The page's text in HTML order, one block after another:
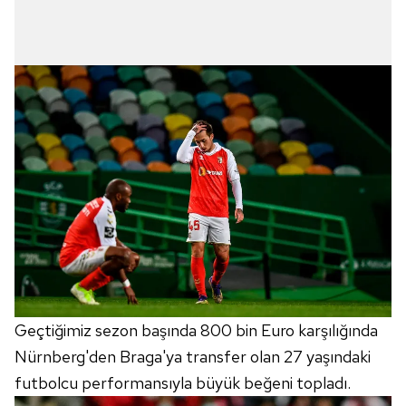
almak için lütfentıklayınız.
Geçtiğimiz sezon başında 800 bin Euro karşılığında
Nürnberg'den Braga'ya transfer olan 27 yaşındaki
futbolcu performansıyla büyük beğeni topladı.